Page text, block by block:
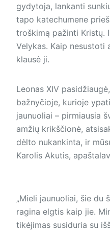
gydytoja, lankanti
tapo katechumene
troškimą pažinti Kristų.
Velykas. Kaip nesustoti
klausė ji.
Leonas XIV
bažnyčioje, kurioje
jaunuoliai – pirmiausia
amžių krikščionė,
dėlto nukankinta, ir
Karolis Akutis,
„Mieli jaunuoliai, šie du
ragina elgtis kaip jie.
tikėjimas susiduria su